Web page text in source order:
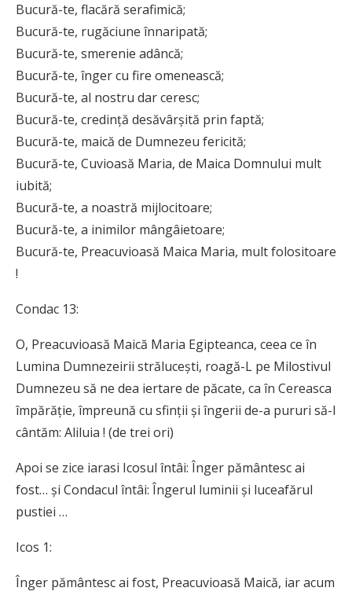
Bucură-te, flacără serafimică;
Bucură-te, rugăciune înnaripată;
Bucură-te, smerenie adâncă;
Bucură-te, înger cu fire omenească;
Bucură-te, al nostru dar ceresc;
Bucură-te, credință desăvârșită prin faptă;
Bucură-te, maică de Dumnezeu fericită;
Bucură-te, Cuvioasă Maria, de Maica Dom­nului mult
iubită;
Bucură-te, a noastră mijlocitoare;
Bucură-te, a inimilor mângâietoare;
Bucură-te, Preacuvioasă Maica Maria, mult folositoare
!
Condac 13:
O, Preacuvioasă Maică Maria Egipteanca, ceea ce în
Lumina Dumnezeirii stră­lucești, roagă-L pe Milostivul
Dumnezeu să ne dea iertare de păcate, ca în Cereasca
împărăție, împreună cu sfinții și îngerii de-a pururi să-I
cântăm: Aliluia ! (de trei ori)
Apoi se zice iarasi Icosul întâi: Înger pământesc ai
fost… și Condacul întâi: Îngerul luminii și luceafărul
pustiei …
Icos 1:
Înger pământesc ai fost, Preacuvioasă Maică, iar acum